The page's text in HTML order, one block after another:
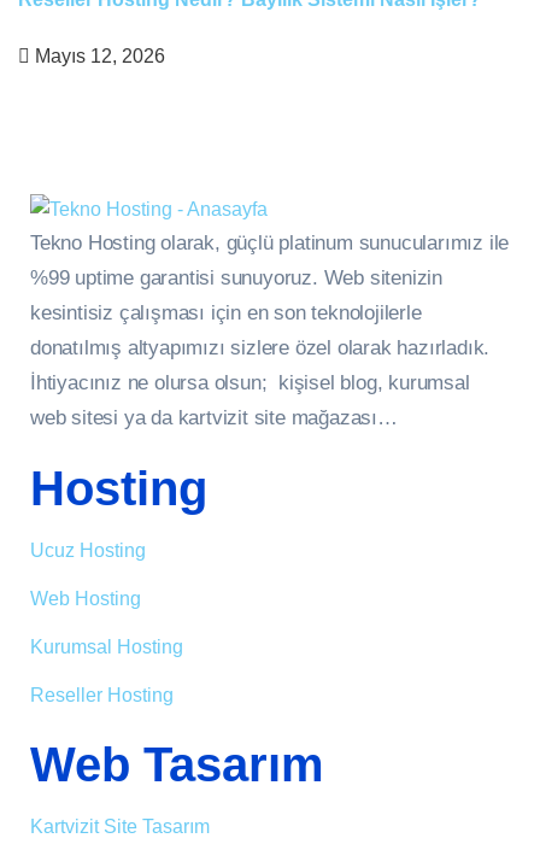
Mayıs 12, 2026
Tekno Hosting olarak, güçlü platinum sunucularımız ile
%99 uptime garantisi sunuyoruz. Web sitenizin
kesintisiz çalışması için en son teknolojilerle
donatılmış altyapımızı sizlere özel olarak hazırladık.
İhtiyacınız ne olursa olsun; kişisel blog, kurumsal
web sitesi ya da kartvizit site mağazası…
Hosting
Ucuz Hosting
Web Hosting
Kurumsal Hosting
Reseller Hosting
Web Tasarım
Kartvizit Site Tasarım